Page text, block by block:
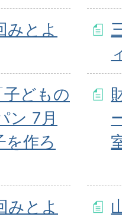
みとよ
どもの
ン 7月
を作ろ
みとよ